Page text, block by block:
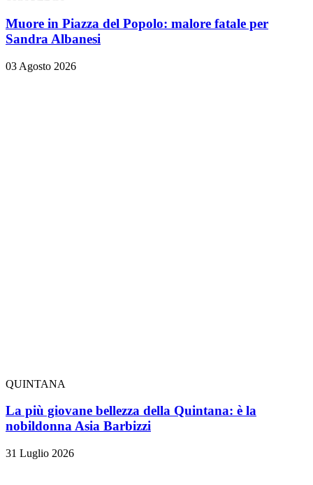
Muore in Piazza del Popolo: malore fatale per
Sandra Albanesi
03 Agosto 2026
QUINTANA
La più giovane bellezza della Quintana: è la
nobildonna Asia Barbizzi
31 Luglio 2026